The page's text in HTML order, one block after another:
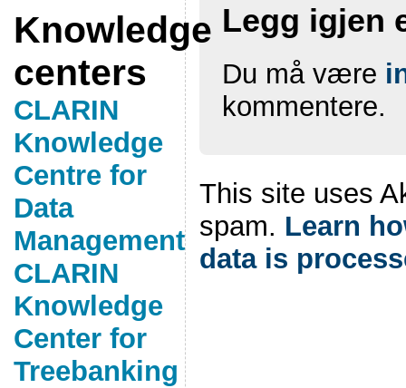
Knowledge
centers
CLARIN
Knowledge
Centre for
Data
Management
CLARIN
Knowledge
Center for
Treebanking
Legg igjen
Du må være
kommentere.
This site uses
spam. Learn
data is